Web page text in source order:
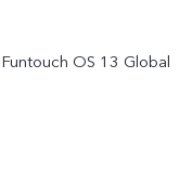
предустановленных
Funtouch OS 13 Global